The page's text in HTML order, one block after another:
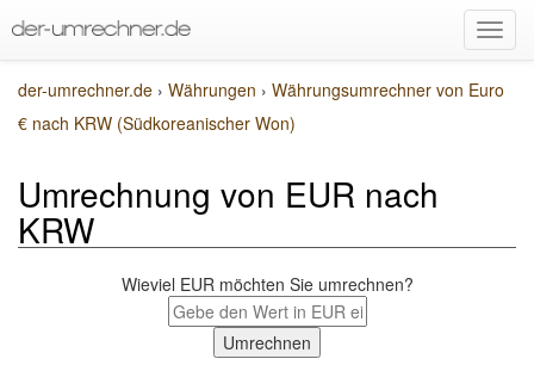
der-umrechner.de › Währungen › Währungsumrechner von Euro
€ nach KRW (Südkoreanischer Won)
Umrechnung von EUR nach
KRW
Wieviel EUR möchten Sie umrechnen?